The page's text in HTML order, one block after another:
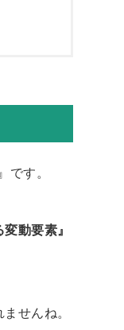
です。
動要素』
せんね。